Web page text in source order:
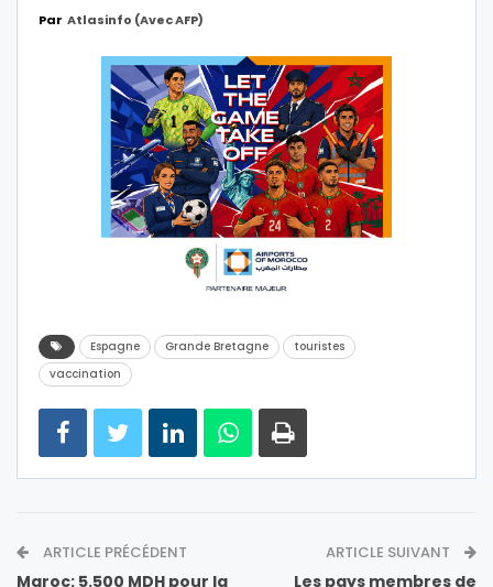
Par Atlasinfo (avec AFP)
Espagne Grande Bretagne
touristes
vaccination
ARTICLE PRÉCÉDENT
Maroc: 5.500 MDH pour la
ARTICLE SUIVANT
Les pays membres de